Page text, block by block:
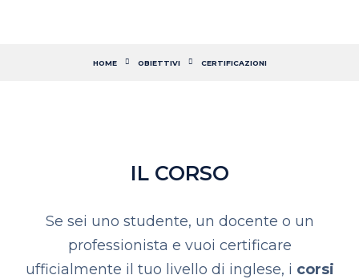
HOME OBIETTIVI CERTIFICAZIONI
IL CORSO
Se sei uno studente, un docente o un
professionista e vuoi certificare
ufficialmente il tuo livello di inglese, i corsi